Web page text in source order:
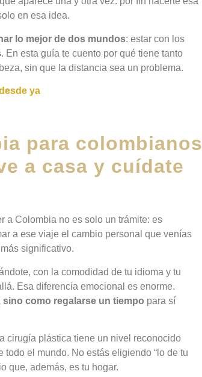
en esa idea.
lo mejor de dos mundos: estar con los
esta guía te cuento por qué tiene tanto
sin que la distancia sea un problema.
ya
para colombianos
a casa y cuídate
a Colombia no es solo un trámite: es
a ese viaje el cambio personal que venías
significativo.
con la comodidad de tu idioma y tu
Esa diferencia emocional es enorme.
como regalarse un tiempo para sí
cirugía plástica tiene un nivel reconocido
el mundo. No estás eligiendo “lo de tu
que, además, es tu hogar.